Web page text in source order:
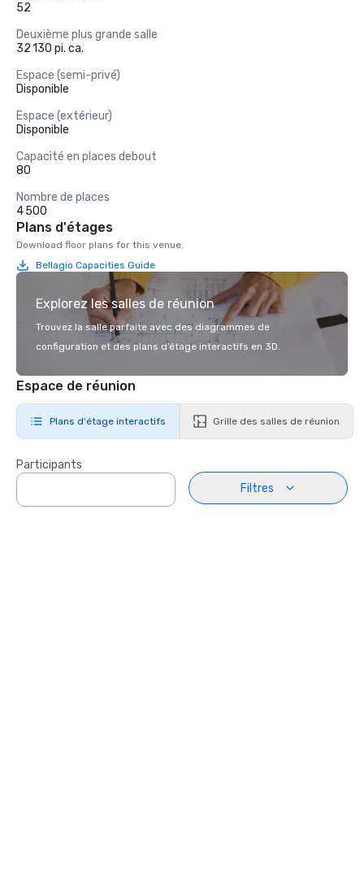
52
Deuxième plus grande salle
32 130 pi. ca.
Espace (semi-privé)
Disponible
Espace (extérieur)
Disponible
Capacité en places debout
80
Nombre de places
4 500
Plans d'étages
Download floor plans for this venue.
Bellagio Capacities Guide
Explorez les salles de réunion
Trouvez la salle parfaite avec des diagrammes de
configuration et des plans d’étage interactifs en 3D.
Espace de réunion
Plans d'étage interactifs Grille des salles de réunion
Participants
Filtres